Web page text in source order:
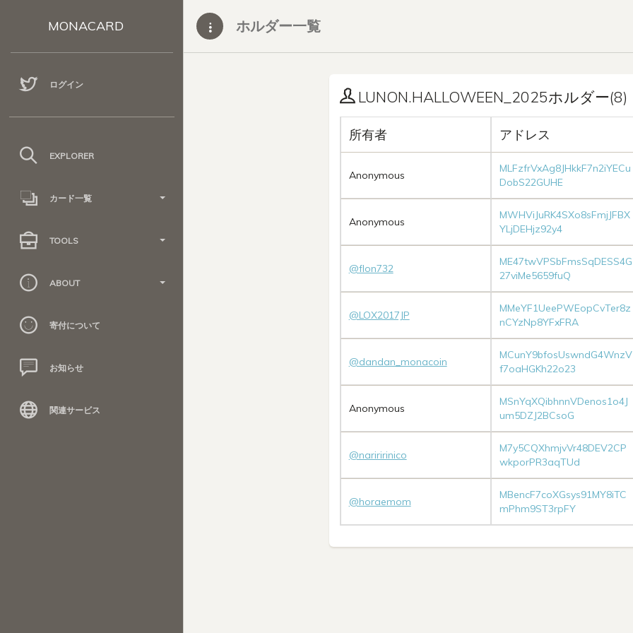
MONACARD
ログイン
EXPLORER
カード一覧
TOOLS
ABOUT
寄付について
お知らせ
関連サービス
ホルダー一覧
LUNON.HALLOWEEN_2025ホルダー(8)
所有者 アドレス
Anonymous
MLFzfrVxAg8JHkkF7n2iYECu
DobS22GUHE
Anonymous
MWHViJuRK4SXo8sFmjJFBX
YLjDEHjz92y4
@flon732
ME47twVPSbFmsSqDESS4G
27viMe5659fuQ
@LOX2017JP
MMeYF1UeePWEopCvTer8z
nCYzNp8YFxFRA
@dandan_monacoin
MCunY9bfosUswndG4WnzV
f7oaHGKh22o23
Anonymous
MSnYqXQibhnnVDenos1o4J
um5DZJ2BCsoG
@nariririnico
M7y5CQXhmjvVr48DEV2CP
wkporPR3aqTUd
@horaemom
MBencF7coXGsys91MY8iTC
mPhm9ST3rpFY